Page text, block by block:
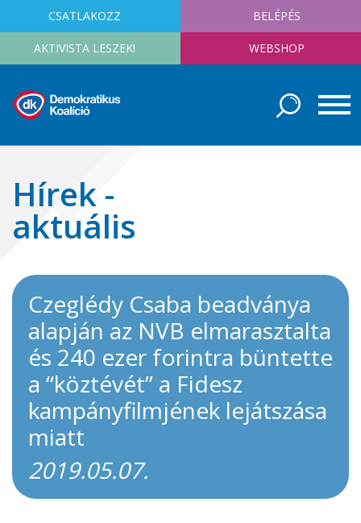
CSATLAKOZZ BELÉPÉS
AKTIVISTA LESZEK! WEBSHOP
Hírek -
aktuális
Czeglédy Csaba beadványa
alapján az NVB elmarasztalta
és 240 ezer forintra büntette
a “köztévét” a Fidesz
kampányfilmjének lejátszása
miatt
2019.05.07.